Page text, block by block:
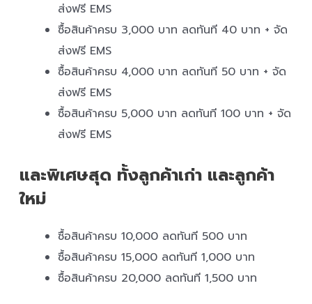
ส่งฟรี EMS
ซื้อสินค้าครบ 3,000 บาท ลดทันที 40 บาท + จัด
ส่งฟรี EMS
ซื้อสินค้าครบ 4,000 บาท ลดทันที 50 บาท + จัด
ส่งฟรี EMS
ซื้อสินค้าครบ 5,000 บาท ลดทันที 100 บาท + จัด
ส่งฟรี EMS
และพิเศษสุด ทั้งลูกค้าเก่า และลูกค้า
ใหม่
ซื้อสินค้าครบ 10,000 ลดทันที 500 บาท
ซื้อสินค้าครบ 15,000 ลดทันที 1,000 บาท
ซื้อสินค้าครบ 20,000 ลดทันที 1,500 บาท